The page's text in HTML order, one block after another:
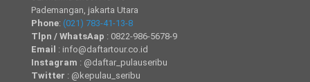
Pademangan, jakarta Utara
Phone: (021) 783-41-13-8
Tlpn / WhatsAap : 0822-986-5678-9
Email : info@daftartour.co.id
Instagram : @daftar_pulauseribu
Twitter : @kepulau_seribu